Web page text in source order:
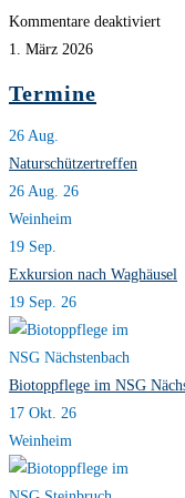
Kommentare deaktiviertfür
1. März 2026
Termine
26 Aug.
Naturschützertreffen
26 Aug. 26
Weinheim
19 Sep.
Exkursion nach Waghäusel
19 Sep. 26
Biotoppflege im NSG
17 Okt. 26
Weinheim